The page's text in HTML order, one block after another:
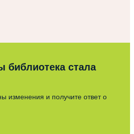
библиотека стала
изменения и получите ответ о